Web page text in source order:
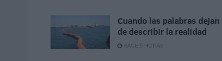
Cuando las palabras dejan
de describir la realidad
HACE 5 HORAS